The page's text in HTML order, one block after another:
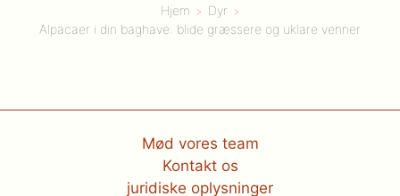
Hjem
Dyr
Alpacaer i din baghave: blide græssere og uklare venner
Mød vores team
Kontakt os
juridiske oplysninger